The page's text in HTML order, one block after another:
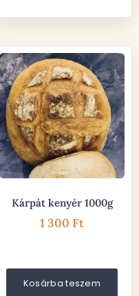
Kárpát kenyér 1000g
1 300 Ft
Kosárba teszem